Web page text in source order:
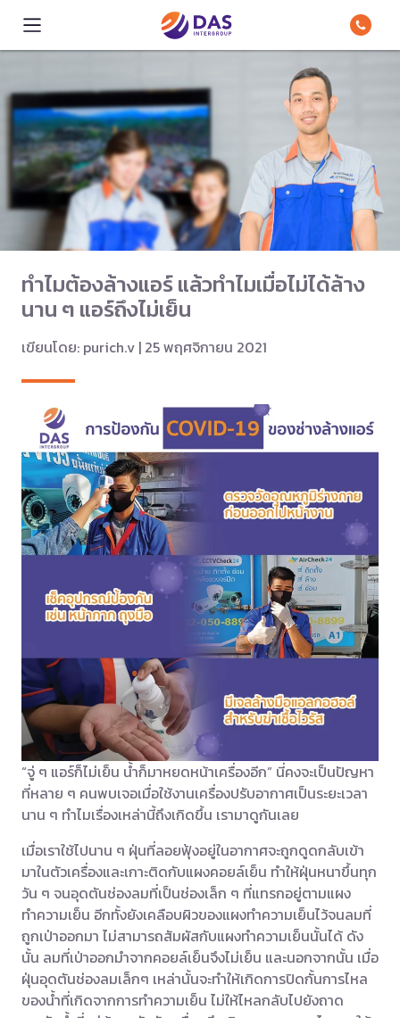
ทำไมต้องล้างแอร์ แล้วทำไมเมื่อไม่ได้ล้าง
นาน ๆ แอร์ถึงไม่เย็น
เขียนโดย: purich.v | 25 พฤศจิกายน 2021
“จู่ ๆ แอร์ก็ไม่เย็น น้ำก็มาหยดหน้าเครื่องอีก” นี่คงจะเป็นปัญหา
ที่หลาย ๆ คนพบเจอเมื่อใช้งานเครื่องปรับอากาศเป็นระยะเวลา
นาน ๆ ทำไมเรื่องเหล่านี้ถึงเกิดขึ้น เรามาดูกันเลย
เมื่อเราใช้ไปนาน ๆ ฝุ่นที่ลอยฟุ้งอยู่ในอากาศจะถูกดูดกลับเข้า
มาในตัวเครื่องและเกาะติดกับแผงคอยล์เย็น ทำให้ฝุ่นหนาขึ้นทุก
วัน ๆ จนอุดตันช่องลมที่เป็นช่องเล็ก ๆ ที่แทรกอยู่ตามแผง
ทำความเย็น อีกทั้งยังเคลือบผิวของแผงทำความเย็นไว้จนลมที่
ถูกเป่าออกมา ไม่สามารถสัมผัสกับแผงทำความเย็นนั้นได้ ดัง
นั้น ลมที่เป่าออกมำจากคอยล์เย็นจึงไม่เย็น และนอกจากนั้น เมื่อ
ฝุ่นอุดตันช่องลมเล็กๆ เหล่านั้นจะทำให้เกิดการปิดกั้นการไหล
ของน้ำที่เกิดจากการทำความเย็น ไม่ให้ไหลกลับไปยังถาด